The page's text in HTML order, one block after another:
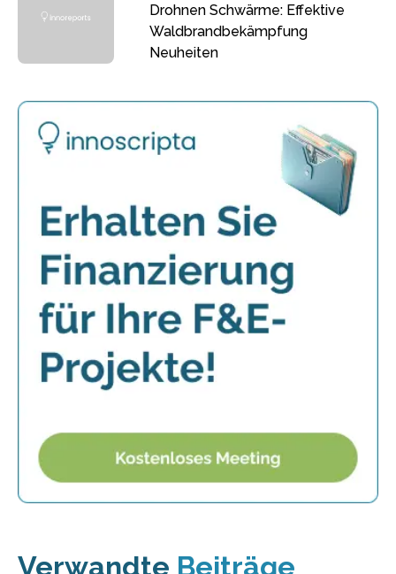
Drohnen Schwärme: Effektive
Waldbrandbekämpfung
Neuheiten
Verwandte Beiträge